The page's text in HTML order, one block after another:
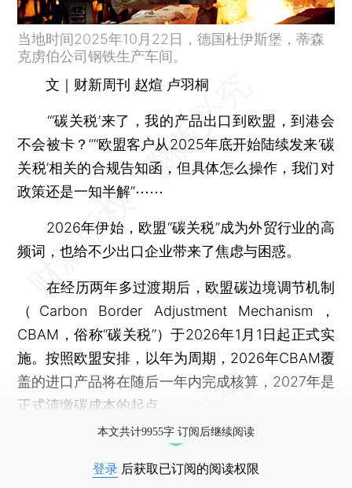
当地时间2025年10月22日，德国杜伊斯堡，蒂森
克虏伯公司钢铁生产车间。
文｜财新周刊 赵煊 卢羽桐
“‘碳关税’来了，我的产品出口到欧盟，到港会
不会被卡？”“欧盟客户从2025年底开始陆续发来‘碳
关税’相关的合规告知函，但具体怎么操作，我们对
政策还是一知半解”⋯⋯
2026年伊始，欧盟“碳关税”成为外贸行业的高
频词，也给不少出口企业带来了焦虑与困惑。
在经历两年多过渡期后，欧盟碳边境调节机制
（Carbon Border Adjustment Mechanism，
CBAM，俗称“碳关税”）于2026年1月1日起正式实
施。按照欧盟安排，以年为周期，2026年CBAM覆
盖的进口产品将在随后一年内完成核算，2027年是
正式清缴碳成本的起点。
本文共计9955字 订阅后继续阅读
登录 后获取已订阅的阅读权限